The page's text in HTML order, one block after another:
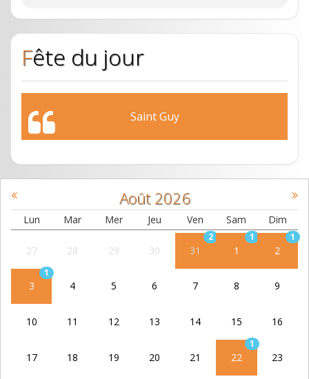
Fête du jour
Saint Guy
Août 2026
Lun Mar Mer Jeu Ven Sam Dim
27 28 29 30 31
2
1
1
2
1
3
1
4 5 6 7 8 9
10 11 12 13 14 15 16
17 18 19 20 21 22
1
23